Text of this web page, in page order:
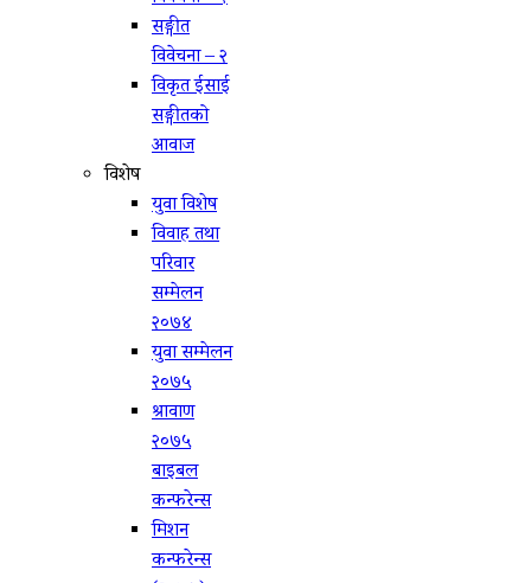
सङ्गीत
विवेचना – २
विकृत ईसाई
सङ्गीतको
आवाज
विशेष
युवा विशेष
विवाह तथा
परिवार
सम्मेलन
२०७४
युवा सम्मेलन
२०७५
श्रावाण
२०७५
बाइबल
कन्फरेन्स
मिशन
कन्फरेन्स